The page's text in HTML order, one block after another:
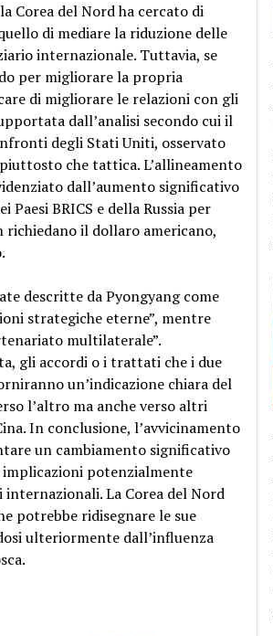
Corea del Nord ha cercato di
di mediare la riduzione delle
internazionale. Tuttavia, se
per migliorare la propria
di migliorare le relazioni con gli
dall’analisi secondo cui il
degli Stati Uniti, osservato
che tattica. L’allineamento
dall’aumento significativo
BRICS e della Russia per
il dollaro americano,
descritte da Pyongyang come
strategiche eterne”, mentre
multilaterale”.
gli accordi o i trattati che i due
un’indicazione chiara del
l’altro ma anche verso altri
In conclusione, l’avvicinamento
un cambiamento significativo
potenzialmente
La Corea del Nord
potrebbe ridisegnare le sue
ulteriormente dall’influenza